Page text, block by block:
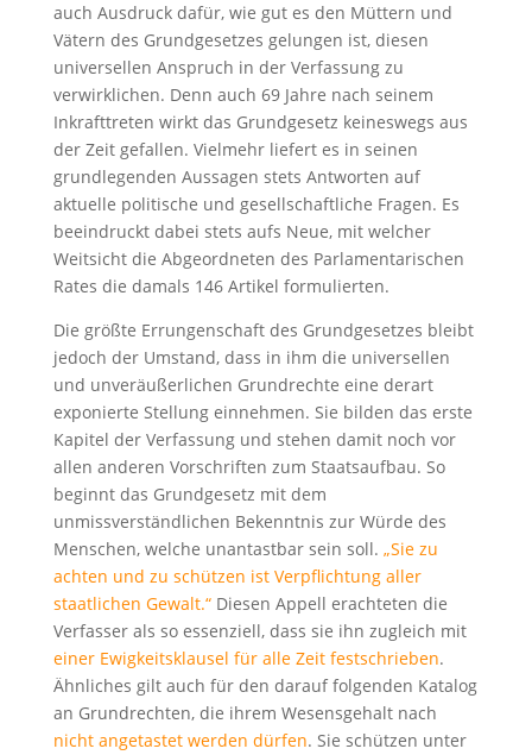
auch Ausdruck dafür, wie gut es den Müttern und
Vätern des Grundgesetzes gelungen ist, diesen
universellen Anspruch in der Verfassung zu
verwirklichen. Denn auch 69 Jahre nach seinem
Inkrafttreten wirkt das Grundgesetz keineswegs aus
der Zeit gefallen. Vielmehr liefert es in seinen
grundlegenden Aussagen stets Antworten auf
aktuelle politische und gesellschaftliche Fragen. Es
beeindruckt dabei stets aufs Neue, mit welcher
Weitsicht die Abgeordneten des Parlamentarischen
Rates die damals 146 Artikel formulierten.
Die größte Errungenschaft des Grundgesetzes bleibt
jedoch der Umstand, dass in ihm die universellen
und unveräußerlichen Grundrechte eine derart
exponierte Stellung einnehmen. Sie bilden das erste
Kapitel der Verfassung und stehen damit noch vor
allen anderen Vorschriften zum Staatsaufbau. So
beginnt das Grundgesetz mit dem
unmissverständlichen Bekenntnis zur Würde des
Menschen, welche unantastbar sein soll. „Sie zu
achten und zu schützen ist Verpflichtung aller
staatlichen Gewalt.“Diesen Appell erachteten die
Verfasser als so essenziell, dass sie ihn zugleich mit
einer Ewigkeitsklausel für alle Zeit festschrieben.
Ähnliches gilt auch für den darauf folgenden Katalog
an Grundrechten, die ihrem Wesensgehalt nach
nicht angetastet werden dürfen. Sie schützen unter